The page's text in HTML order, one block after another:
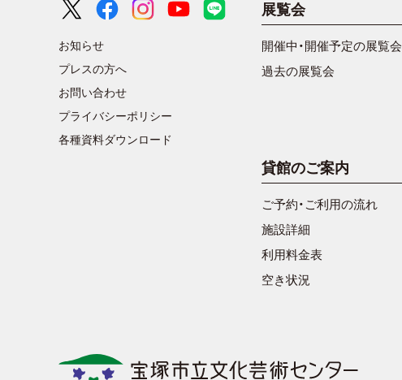
お知らせ
プレスの方へ
お問い合わせ
プライバシーポリシー
各種資料ダウンロード
展覧会
開催中・開催予定の展覧会
過去の展覧会
貸館のご案内
ご予約・ご利用の流れ
施設詳細
利用料金表
空き状況